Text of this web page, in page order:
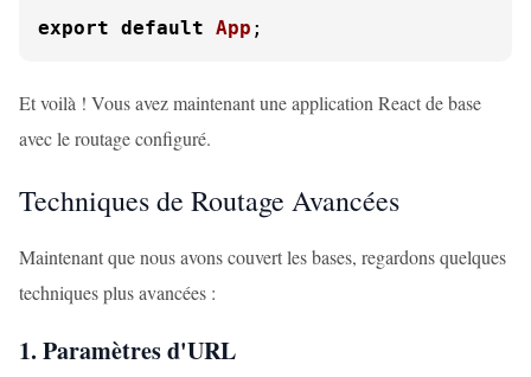
export default App ;
Et voilà ! Vous avez maintenant une application React de base
avec le routage configuré.
Techniques de Routage Avancées
Maintenant que nous avons couvert les bases, regardons quelques
techniques plus avancées :
1. Paramètres d'URL